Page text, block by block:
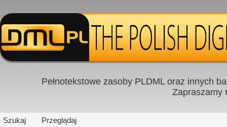
Pełnotekstowe zasoby PLDML oraz innych
Zapraszamy
Szukaj Przeglądaj